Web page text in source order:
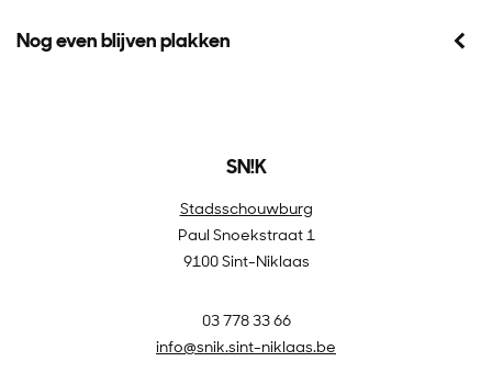
Nog even blijven plakken
SN!K
Stadsschouwburg
Paul Snoekstraat 1
9100 Sint-Niklaas
03 778 33 66
info@snik.sint-niklaas.be